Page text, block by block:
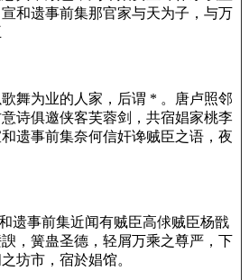
和遗事前集那官家与天为子，与万
舞为业的人家，后谓 * 。唐卢照邻
诗俱邀侠客芙蓉剑，共宿娼家桃李
遗事前集奈何信奸谗贼臣之语，夜
遗事前集近闻有贼臣高俅贼臣杨戩
，簧蛊圣德，轻屑万乘之尊严，下
坊市，宿於娼馆。